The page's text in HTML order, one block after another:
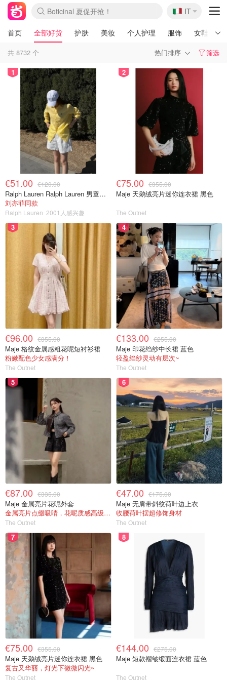
Boticinal 夏促开抢！
4折！lulu周四疯狂上新
速领！Stanley独家85折
Zalando 奥莱闪促！每日更新
🇮🇹
IT
首页 全部好货 护肤 美妆 个人护理 服饰 女鞋
共 8732 个 热门排序 筛选
1
€51.00 €120.00
Ralph Lauren Ralph Lauren 男童亚麻衬衫
刘亦菲同款
Ralph Lauren 2001人感兴趣
2
€75.00 €355.00
Maje 天鹅绒亮片迷你连衣裙 黑色
The Outnet
3
€96.00 €355.00
Maje 格纹金属感粗花呢短衬衫裙
粉嫩配色少女感满分！
The Outnet
4
€133.00 €255.00
Maje 印花绉纱中长裙 蓝色
轻盈绉纱灵动有层次~
The Outnet
5
€87.00 €335.00
Maje 金属亮片花呢外套
金属亮片点缀吸睛，花呢质感高级又显贵
The Outnet
6
€47.00 €175.00
Maje 无肩带斜纹荷叶边上衣
收腰荷叶摆超修饰身材
The Outnet
7
€75.00 €355.00
Maje 天鹅绒亮片迷你连衣裙 黑色
复古又华丽，灯光下微微闪光~
The Outnet
8
€144.00 €275.00
Maje 短款褶皱缎面连衣裙 蓝色
The Outnet